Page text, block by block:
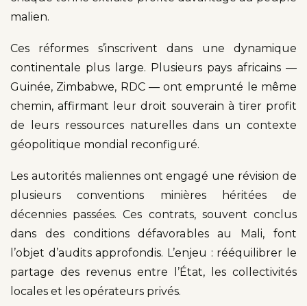
malien.
Ces réformes s’inscrivent dans une dynamique
continentale plus large. Plusieurs pays africains —
Guinée, Zimbabwe, RDC — ont emprunté le même
chemin, affirmant leur droit souverain à tirer profit
de leurs ressources naturelles dans un contexte
géopolitique mondial reconfiguré.
Les autorités maliennes ont engagé une révision de
plusieurs conventions minières héritées de
décennies passées. Ces contrats, souvent conclus
dans des conditions défavorables au Mali, font
l’objet d’audits approfondis. L’enjeu : rééquilibrer le
partage des revenus entre l’État, les collectivités
locales et les opérateurs privés.